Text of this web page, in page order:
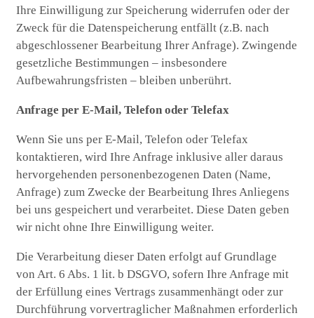
Ihre Einwilligung zur Speicherung widerrufen oder der
Zweck für die Datenspeicherung entfällt (z.B. nach
abgeschlossener Bearbeitung Ihrer Anfrage). Zwingende
gesetzliche Bestimmungen – insbesondere
Aufbewahrungsfristen – bleiben unberührt.
Anfrage per E-Mail, Telefon oder Telefax
Wenn Sie uns per E-Mail, Telefon oder Telefax
kontaktieren, wird Ihre Anfrage inklusive aller daraus
hervorgehenden personenbezogenen Daten (Name,
Anfrage) zum Zwecke der Bearbeitung Ihres Anliegens
bei uns gespeichert und verarbeitet. Diese Daten geben
wir nicht ohne Ihre Einwilligung weiter.
Die Verarbeitung dieser Daten erfolgt auf Grundlage
von Art. 6 Abs. 1 lit. b DSGVO, sofern Ihre Anfrage mit
der Erfüllung eines Vertrags zusammenhängt oder zur
Durchführung vorvertraglicher Maßnahmen erforderlich